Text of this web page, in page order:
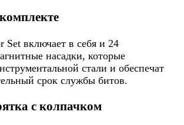
Set включает в себя и 24
насадки, которые
стали и обеспечат
срок службы битов.
с колпачком